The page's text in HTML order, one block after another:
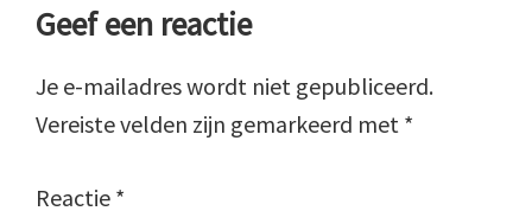
Lees
Interacties
Geef een reactie
Je e-mailadres wordt niet gepubliceerd.
Vereiste velden zijn gemarkeerd met *
Reactie *